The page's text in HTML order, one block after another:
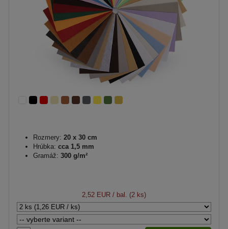
Rozmery: 20 x 30 cm
Hrúbka: cca 1,5 mm
Gramáž: 300 g/m²
2,52 EUR / bal. (2 ks)